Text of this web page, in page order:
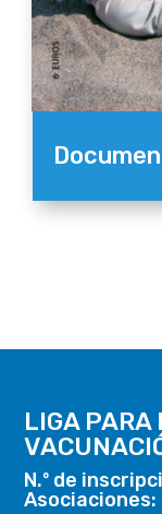
LIGA PARA
N.º de
Asociaciones: